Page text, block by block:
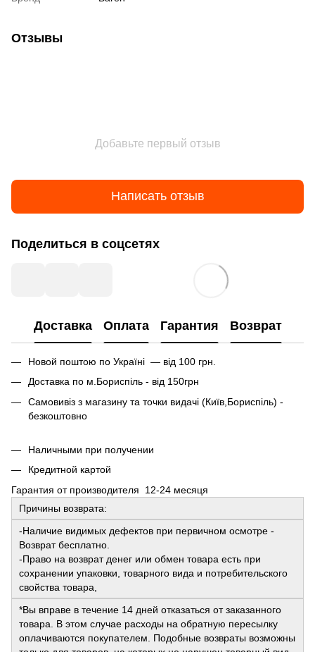
Отзывы
Добавьте первый отзыв
Написать отзыв
Поделиться в соцсетях
Доставка Оплата Гарантия Возврат
Новой поштою по Україні — від 100 грн.
Доставка по м.Бориспіль - від 150грн
Самовивіз з магазину та точки видачі (Київ,Бориспіль) -
безкоштовно
Наличными при получении
Кредитной картой
Гарантия от производителя 12-24 месяця
Причины возврата:
-Наличие видимых дефектов при первичном осмотре -
Возврат бесплатно.
-Право на возврат денег или обмен товара есть при
сохранении упаковки, товарного вида и потребительского
свойства товара,
*Вы вправе в течение 14 дней отказаться от заказанного
товара. В этом случае расходы на обратную пересылку
оплачиваются покупателем. Подобные возвраты возможны